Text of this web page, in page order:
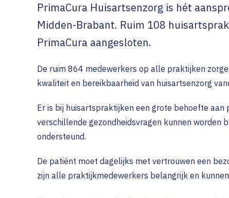
Ouderenzorg
GGZ
Optometrie in de eerste lijn
Stoppen met roken (SMR)
Gecombineerde
Leefstijlinterventie (GLi)
TIM
Melden)
Wet
PrimaCura Huisartsenzorg is hét
Midden-Brabant. Ruim 108
PrimaCura aangesloten.
De ruim 864 medewerkers op alle praktijken
kwaliteit en bereikbaarheid van huisartsenzorg
Er is bij huisartspraktijken een grote behoefte aan
verschillende gezondheidsvragen kunnen
ondersteund.
De patiënt moet dagelijks met vertrouwen een
zijn alle praktijkmedewerkers belangrijk en